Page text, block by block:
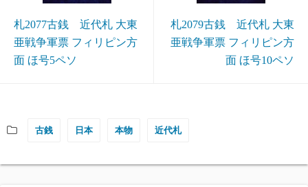
札2077古銭 近代札 大東
亜戦争軍票 フィリピン方
面 ほ号5ペソ
札2079古銭 近代札 大東
亜戦争軍票 フィリピン方
面 ほ号10ペソ
古銭 日本 本物 近代札